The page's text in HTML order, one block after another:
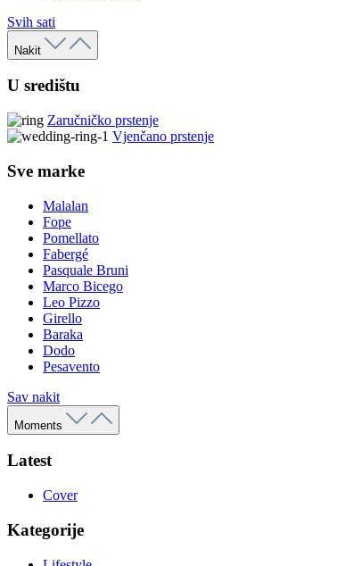
Svih sati
Nakit
U središtu
Zaručničko prstenje
Vjenčano prstenje
Sve marke
Malalan
Fope
Pomellato
Fabergé
Pasquale Bruni
Marco Bicego
Leo Pizzo
Girello
Baraka
Dodo
Pesavento
Sav nakit
Moments
Latest
Cover
Kategorije